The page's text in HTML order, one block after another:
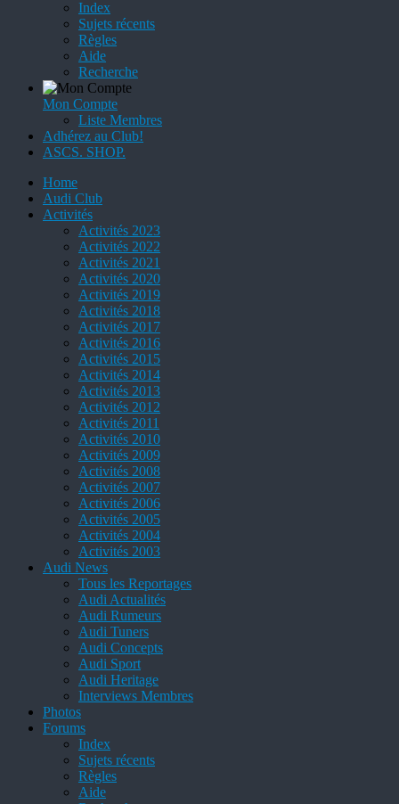
Index
Sujets récents
Règles
Aide
Recherche
Mon Compte
Liste Membres
Adhérez au Club!
ASCS. SHOP.
Home
Audi Club
Activités
Activités 2023
Activités 2022
Activités 2021
Activités 2020
Activités 2019
Activités 2018
Activités 2017
Activités 2016
Activités 2015
Activités 2014
Activités 2013
Activités 2012
Activités 2011
Activités 2010
Activités 2009
Activités 2008
Activités 2007
Activités 2006
Activités 2005
Activités 2004
Activités 2003
Audi News
Tous les Reportages
Audi Actualités
Audi Rumeurs
Audi Tuners
Audi Concepts
Audi Sport
Audi Heritage
Interviews Membres
Photos
Forums
Index
Sujets récents
Règles
Aide